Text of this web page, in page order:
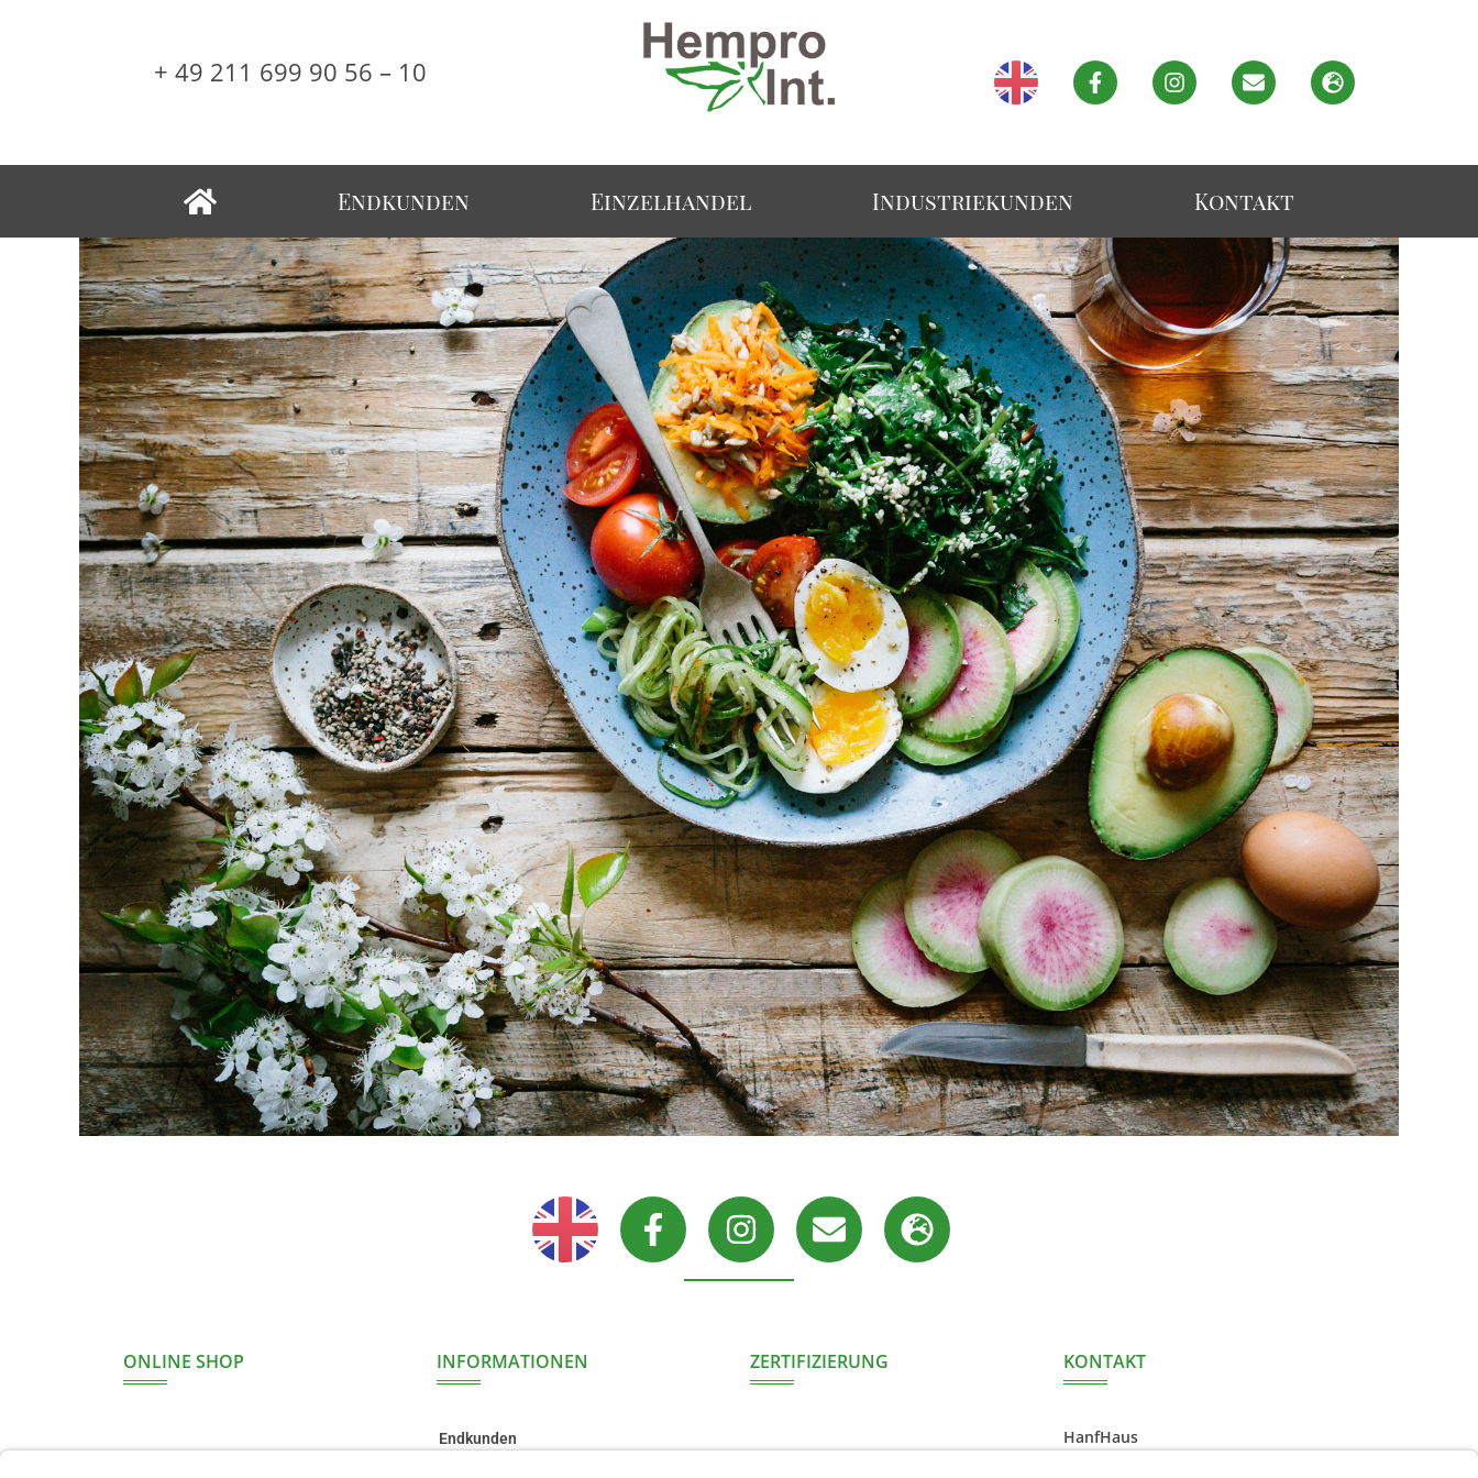
+ 49 211 699 90 56 – 10
Endkunden Einzelhandel Industriekunden Kontakt
ONLINE SHOP INFORMATIONEN
Endkunden
ZERTIFIZIERUNG KONTAKT
HanfHaus